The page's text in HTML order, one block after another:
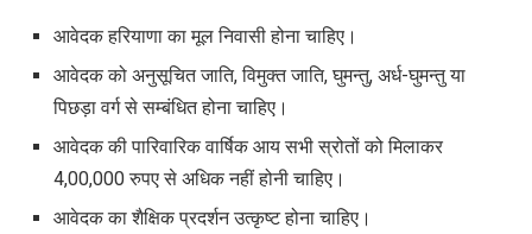
आवेदक हरियाणा का मूल निवासी होना चाहिए।
आवेदक को अनुसूचित जाति, विमुक्त जाति, घुमन्तु, अर्ध-घुमन्तु या
पिछड़ा वर्ग से सम्बंधित होना चाहिए।
आवेदक की पारिवारिक वार्षिक आय सभी स्रोतों को मिलाकर
4,00,000 रुपए से अधिक नहीं होनी चाहिए।
आवेदक का शैक्षिक प्रदर्शन उत्कृष्ट होना चाहिए।